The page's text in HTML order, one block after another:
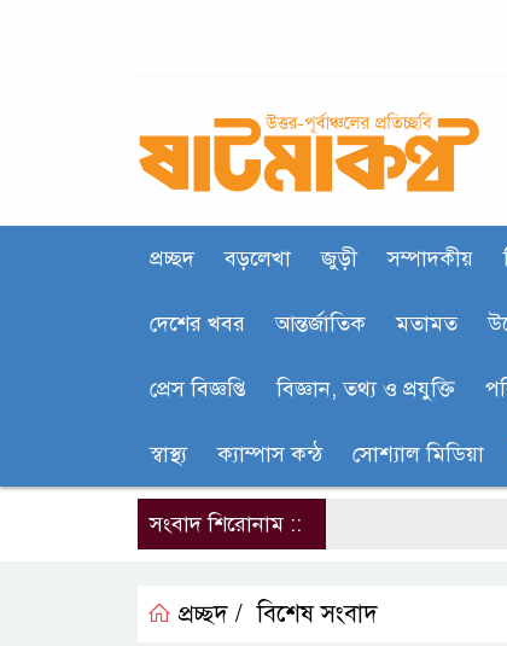
প্রচ্ছদ বড়লেখা জুড়ী সম্পাদকীয়
দেশের খবর আন্তর্জাতিক মতামত
প্রেস বিজ্ঞপ্তি বিজ্ঞান, তথ‍্য ও প্রযুক্তি
স্বাস্থ্য ক‍্যাম্পাস কন্ঠ সোশ্যাল মিডিয়া
সংবাদ শিরোনাম ::
প্রচ্ছদ / বিশেষ সংবাদ